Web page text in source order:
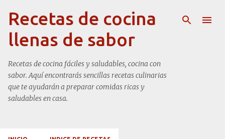
Ir al contenido principal
Recetas de cocina
llenas de sabor
Recetas de cocina fáciles y saludables, cocina con
sabor. Aquí encontrarás sencillas recetas culinarias
que te ayudarán a preparar comidas ricas y
saludables en casa.